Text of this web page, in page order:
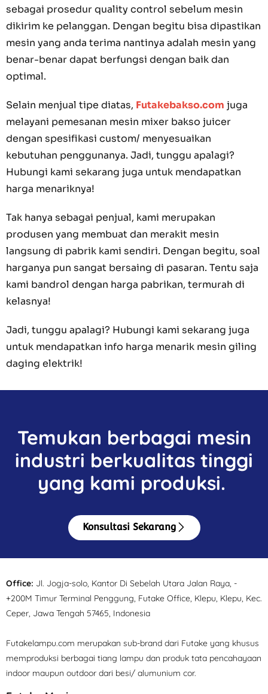
sebagai prosedur quality control sebelum mesin
dikirim ke pelanggan. Dengan begitu bisa dipastikan
mesin yang anda terima nantinya adalah mesin yang
benar-benar dapat berfungsi dengan baik dan
optimal.
Selain menjual tipe diatas, Futakebakso.com juga
melayani pemesanan mesin mixer bakso juicer
dengan spesifikasi custom/ menyesuaikan
kebutuhan penggunanya. Jadi, tunggu apalagi?
Hubungi kami sekarang juga untuk mendapatkan
harga menariknya!
Tak hanya sebagai penjual, kami merupakan
produsen yang membuat dan merakit mesin
langsung di pabrik kami sendiri. Dengan begitu, soal
harganya pun sangat bersaing di pasaran. Tentu saja
kami bandrol dengan harga pabrikan, termurah di
kelasnya!
Jadi, tunggu apalagi? Hubungi kami sekarang juga
untuk mendapatkan info harga menarik mesin giling
daging elektrik!
Temukan berbagai mesin
industri berkualitas tinggi
yang kami produksi.
Konsultasi Sekarang
Office: Jl. Jogja-solo, Kantor Di Sebelah Utara Jalan Raya, -
+200M Timur Terminal Penggung, Futake Office, Klepu, Klepu, Kec.
Ceper, Jawa Tengah 57465, Indonesia
Futakelampu.com merupakan sub-brand dari Futake yang khusus
memproduksi berbagai tiang lampu dan produk tata pencahayaan
indoor maupun outdoor dari besi/ alumunium cor.